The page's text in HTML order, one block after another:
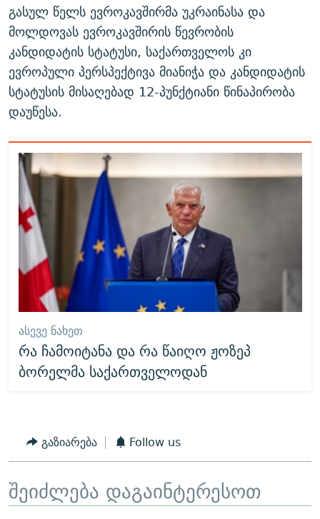
გასულ წელს ევროკავშირმა უკრაინასა და
მოლდოვას ევროკავშირის წევრობის
კანდიდატის სტატუსი, საქართველოს კი
ევროპული პერსპექტივა მიანიჭა და კანდიდატის
სტატუსის მისაღებად 12-პუნქტიანი წინაპირობა
დაუწესა.
ᲐᲡᲔᲕᲔ ᲜᲐᲮᲔᲗ
რა ჩამოიტანა და რა წაიღო ჟოზეპ
ბორელმა საქართველოდან
გაზიარება Follow us
შეიძლება დაგაინტერესოთ